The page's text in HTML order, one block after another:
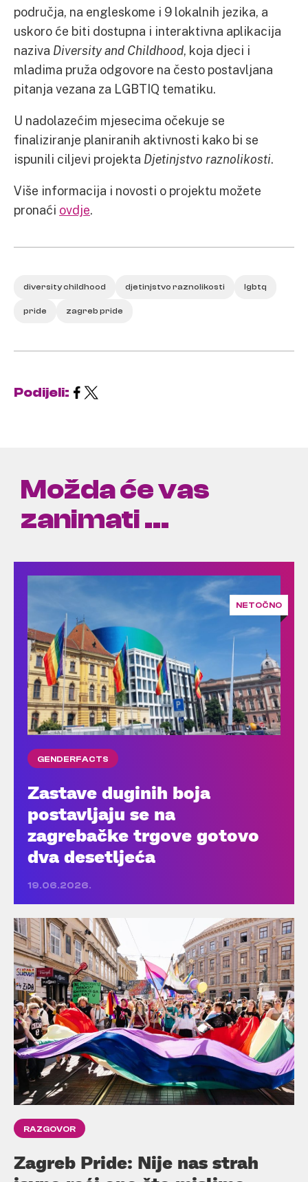
područja, na engleskome i 9 lokalnih jezika, a
uskoro će biti dostupna i interaktivna aplikacija
naziva Diversity and Childhood, koja djeci i
mladima pruža odgovore na često postavljana
pitanja vezana za LGBTIQ tematiku.
U nadolazećim mjesecima očekuje se
finaliziranje planiranih aktivnosti kako bi se
ispunili ciljevi projekta Djetinjstvo raznolikosti.
Više informacija i novosti o projektu možete
pronaći ovdje.
diversity childhood djetinjstvo raznolikosti lgbtq
pride zagreb pride
Podijeli:
Možda će vas
zanimati ...
NETOČNO
GENDERFACTS
Zastave duginih boja
postavljaju se na
zagrebačke trgove gotovo
dva desetljeća
19.06.2026.
RAZGOVOR
Zagreb Pride: Nije nas strah